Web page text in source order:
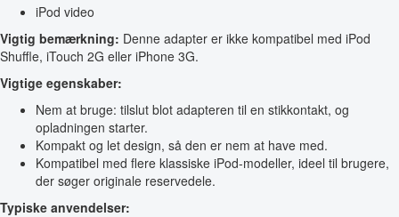
iPod video
Vigtig bemærkning: Denne adapter er ikke kompatibel med iPod
Shuffle, iTouch 2G eller iPhone 3G.
Vigtige egenskaber:
Nem at bruge: tilslut blot adapteren til en stikkontakt, og
opladningen starter.
Kompakt og let design, så den er nem at have med.
Kompatibel med flere klassiske iPod-modeller, ideel til brugere,
der søger originale reservedele.
Typiske anvendelser: